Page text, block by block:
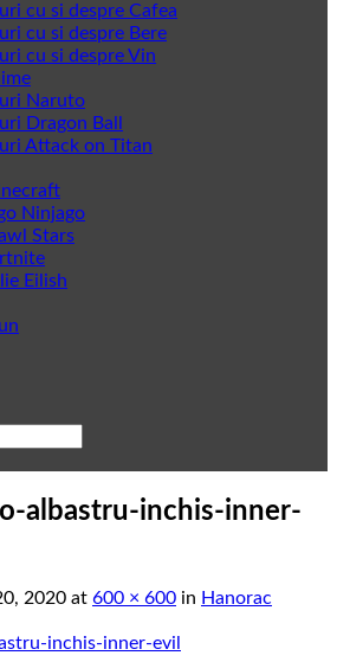
cu si despre Cafea
cu si despre Bere
cu si despre Vin
Naruto
Dragon Ball
Attack on Titan
Ninjago
Stars
Eilish
albastru-inchis-inner-
2020 at 600 × 600 in Hanorac